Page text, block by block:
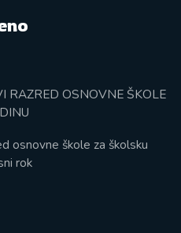
RAZRED OSNOVNE ŠKOLE
osnovne škole za školsku
rok